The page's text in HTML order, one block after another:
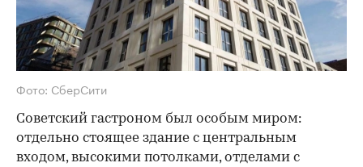
Фото: СберСити
Советский гастроном был особым миром:
отдельно стоящее здание с центральным
входом, высокими потолками, отделами с